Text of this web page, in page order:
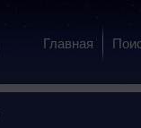
Главная